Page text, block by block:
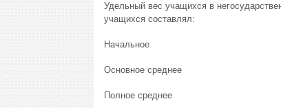
Удельный вес учащихся в
учащихся составлял:
Начальное
Основное среднее
Полное среднее